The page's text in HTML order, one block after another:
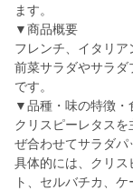
ます。
▼商品概要
フレンチ、イタリ
前菜サラダやサラ
です。
▼品種・味の特徴・
クリスピーレタス
ぜ合わせてサラダパ
具体的には、クリス
ト、セルバチカ、